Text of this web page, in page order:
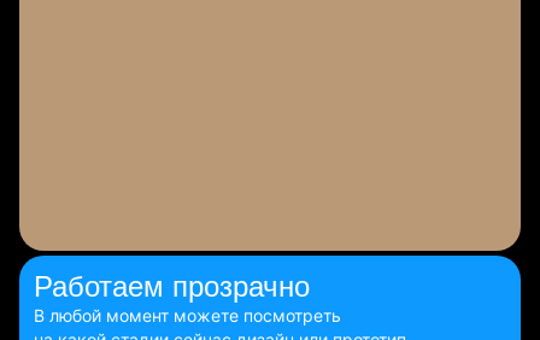
Работаем прозрачно
В любой момент можете посмотреть